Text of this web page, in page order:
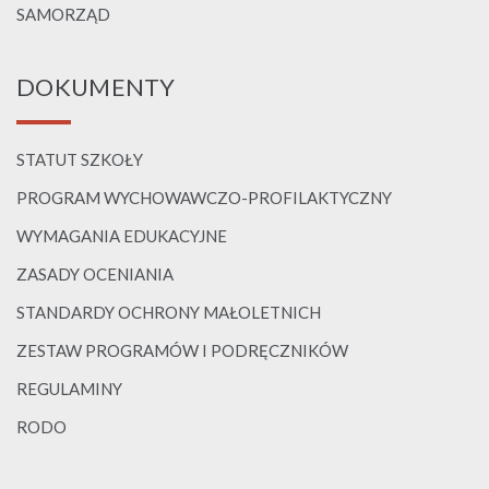
SAMORZĄD
DOKUMENTY
STATUT SZKOŁY
PROGRAM WYCHOWAWCZO-PROFILAKTYCZNY
WYMAGANIA EDUKACYJNE
ZASADY OCENIANIA
STANDARDY OCHRONY MAŁOLETNICH
ZESTAW PROGRAMÓW I PODRĘCZNIKÓW
REGULAMINY
RODO